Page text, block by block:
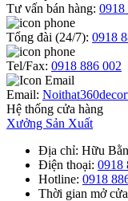
Tư vấn bán hàng: 0918
Tổng đài (24/7): 0918
Tel/Fax: 0918 886 002
Email:
Hệ thống cửa hàng
Xưởng Sản Xuất
Địa chỉ: Hữu
Điện thoại: 0918
Hotline: 0918
Thời gian mở cửa